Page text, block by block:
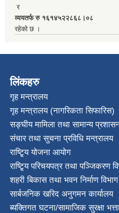
र
व्ययतर्फ रु १६१४५२२८६८।०८
रहेको छ ।
लिंकहरु
गृह मन्त्रालय
गृह मन्त्रालय (नागरिकता सिफारिस)
सङ्घीय मामिला तथा सामान्य
संचार तथा सुचना प्रविधि मन्त्रालय
राष्टि्ृय योजना आयोग
राष्टि्ृय परिचयपत्र तथा पञ्जिकरण
शहरी बिकास तथा भवन निर्माण विभाग
सार्बजनिक खरिद अनुगमन कार्यालय
ब्यक्तिगत घटना/सामाजिक सुरक्षा भत्ता